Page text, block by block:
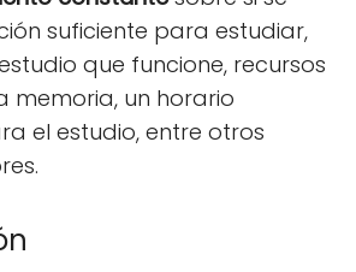
suficiente para estudiar,
que funcione, recursos
memoria, un horario
el estudio, entre otros